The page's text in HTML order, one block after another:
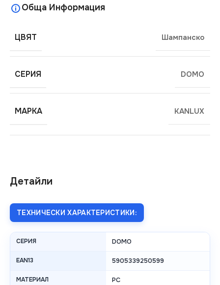
Детайли
ТЕХНИЧЕСКИ ХАРАКТЕРИСТИКИ:
СЕРИЯ DOMO
EAN13 5905339250599
МАТЕРИАЛ PC
Обща Информация
ЦВЯТ Шампанско
СЕРИЯ DOMO
МАРКА KANLUX